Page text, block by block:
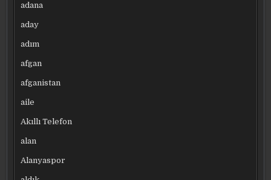
adana
aday
adım
afgan
afganistan
aile
Akıllı Telefon
alan
Alanyaspor